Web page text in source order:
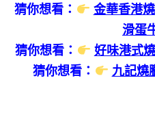
猜你想看：
金華香港
滑蛋
猜你想看：
好味港式
猜你想看：
九記燒